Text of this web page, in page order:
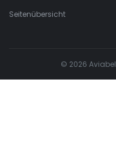
Seitenübersicht
© 2026